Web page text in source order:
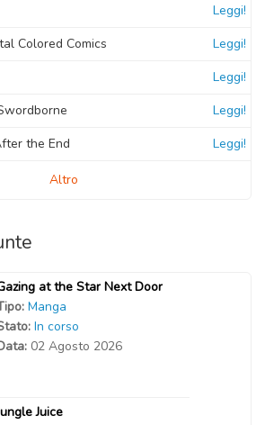
Leggi!
Colored Comics Leggi!
Leggi!
Leggi!
the End Leggi!
Altro
at the Star Next Door
Manga
In corso
02 Agosto 2026
Juice